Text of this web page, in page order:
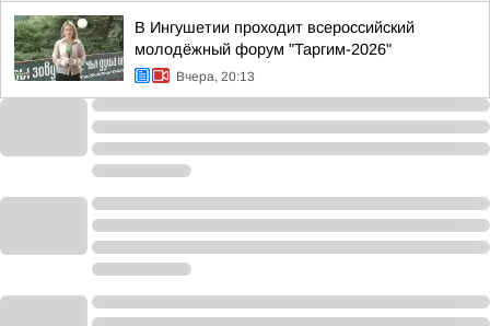
В Ингушетии проходит всероссийский
молодёжный форум "Таргим-2026"
Вчера, 20:13